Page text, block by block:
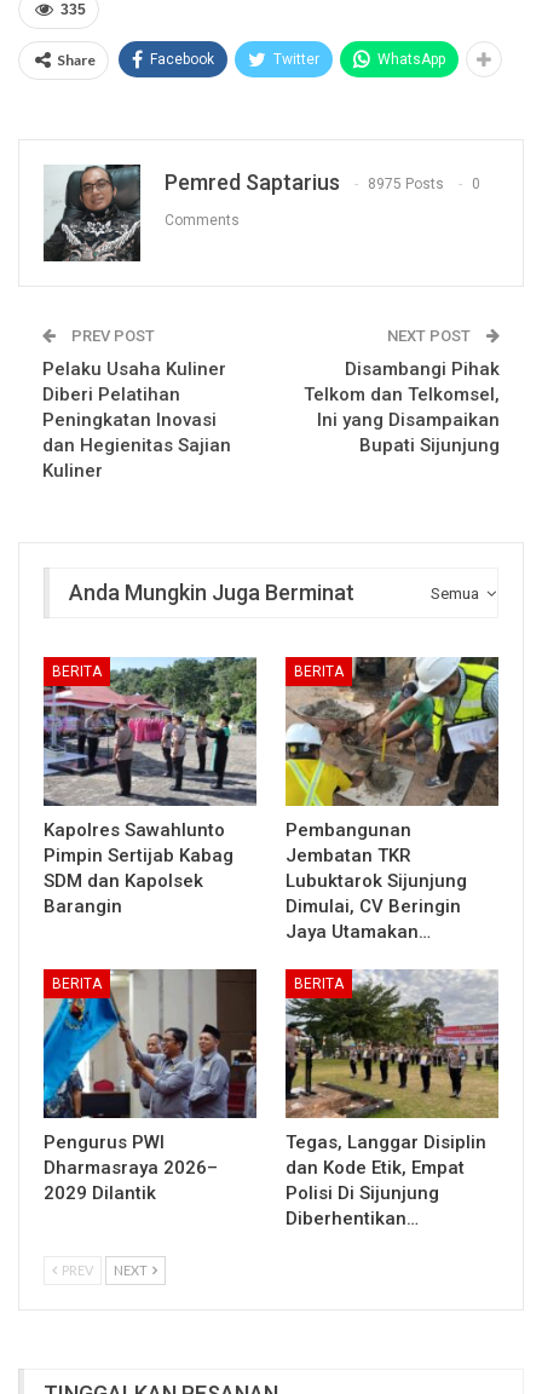
335
Share Facebook Twitter WhatsApp
Pemred Saptarius 8975 Posts 0
Comments
PREV POST
Pelaku Usaha Kuliner
Diberi Pelatihan
Peningkatan Inovasi
dan Hegienitas Sajian
Kuliner
NEXT POST
Disambangi Pihak
Telkom dan Telkomsel,
Ini yang Disampaikan
Bupati Sijunjung
Semua
Anda Mungkin Juga Berminat
BERITA
Kapolres Sawahlunto
Pimpin Sertijab Kabag
SDM dan Kapolsek
Barangin
BERITA
Pembangunan
Jembatan TKR
Lubuktarok Sijunjung
Dimulai, CV Beringin
Jaya Utamakan…
BERITA
Pengurus PWI
Dharmasraya 2026–
2029 Dilantik
BERITA
Tegas, Langgar Disiplin
dan Kode Etik, Empat
Polisi Di Sijunjung
Diberhentikan…
PREV NEXT